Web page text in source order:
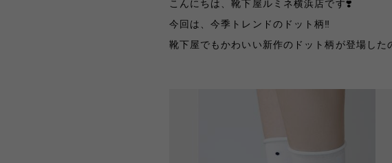
こんにちは、靴下屋ルミネ横浜店です❣️
今回は、今季トレンドのドット柄‼️
靴下屋でもかわいい新作のドット柄が登場し